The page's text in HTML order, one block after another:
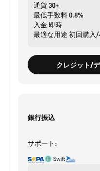
通貨30+
最低手数料0.8%
入金 即時
最適な用途 初回購入/
クレジット/
銀行振込
サポート: